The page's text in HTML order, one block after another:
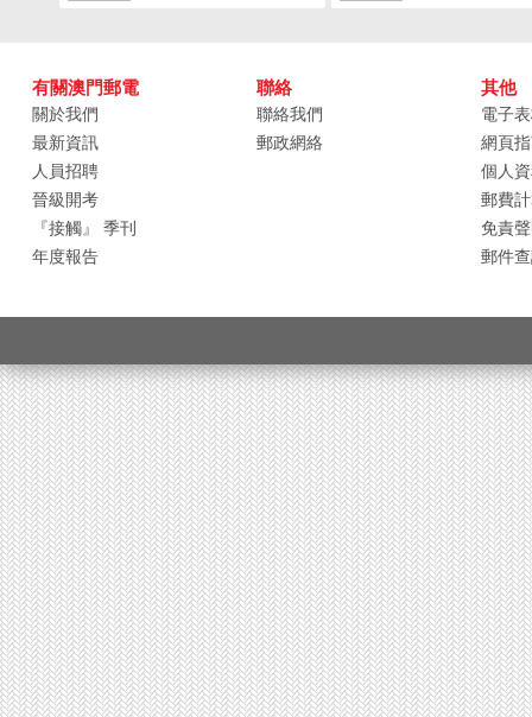
有關澳門郵電
關於我們
最新資訊
人員招聘
晉級開考
『接觸』 季刊
年度報告
聯絡
聯絡我們
郵政網絡
其他
電子
網頁
個人
郵費
免責
郵件